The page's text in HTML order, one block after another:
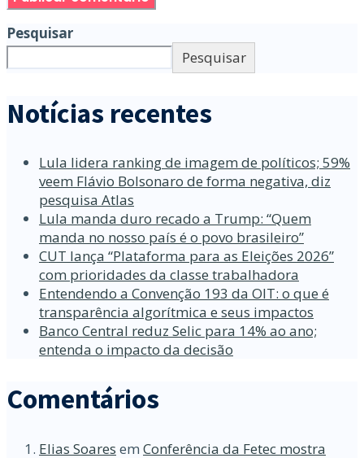
Pesquisar
Pesquisar
Notícias recentes
Lula lidera ranking de imagem de políticos; 59%
veem Flávio Bolsonaro de forma negativa, diz
pesquisa Atlas
Lula manda duro recado a Trump: “Quem
manda no nosso país é o povo brasileiro”
CUT lança “Plataforma para as Eleições 2026”
com prioridades da classe trabalhadora
Entendendo a Convenção 193 da OIT: o que é
transparência algorítmica e seus impactos
Banco Central reduz Selic para 14% ao ano;
entenda o impacto da decisão
Comentários
Elias Soares em Conferência da Fetec mostra